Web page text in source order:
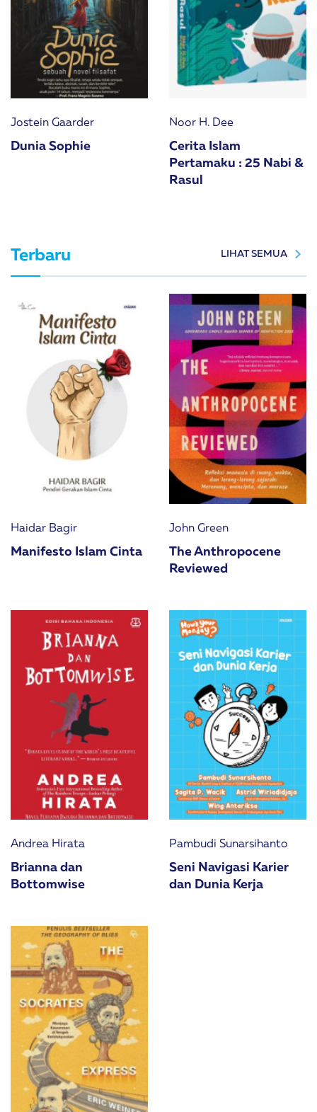
Jostein Gaarder
Dunia Sophie
Noor H. Dee
Cerita Islam
Pertamaku : 25 Nabi &
Rasul
Terbaru LIHAT SEMUA
Haidar Bagir
Manifesto Islam Cinta
John Green
The Anthropocene
Reviewed
Andrea Hirata
Brianna dan
Bottomwise
Pambudi Sunarsihanto
Seni Navigasi Karier
dan Dunia Kerja